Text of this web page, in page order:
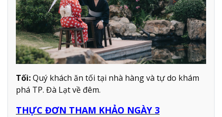
Tối:Quý khách ăn tối tại nhà hàng và tự do khám
phá TP. Đà Lạt về đêm.
THỰC ĐƠN THAM KHẢO NGÀY 3